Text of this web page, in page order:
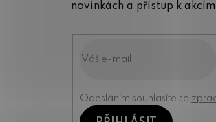
novinkách a přístup k
Odesláním souhlasíte se